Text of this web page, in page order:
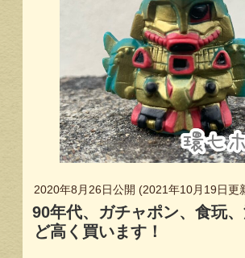
2020年8月26日公開 (2021年10月19日更
90年代、ガチャポン、食玩
ど高く買います！